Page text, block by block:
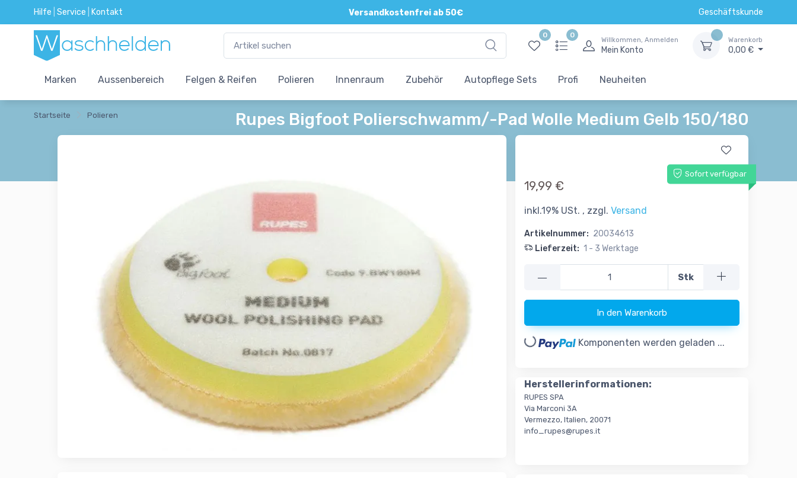
Hilfe Service Kontakt Versandkostenfrei ab 50€ Geschäftskunde
0 0
Willkommen, Anmelden
Mein Konto
Warenkorb
0,00 €
Marken Aussenbereich Felgen & Reifen Polieren Innenraum Zubehör Autopflege Sets Profi Neuheiten
Startseite Polieren Rupes Bigfoot Polierschwamm/-Pad Wolle Medium Gelb 150/180
Sofort verfügbar
19,99 €
inkl.19% USt. , zzgl. Versand
Artikelnummer: 20034613
Lieferzeit: 1 - 3 Werktage
— Stk
In den Warenkorb
Loading... Komponenten werden geladen ...
Herstellerinformationen:
RUPES SPA
Via Marconi 3A
Vermezzo, Italien, 20071
info_rupes@rupes.it